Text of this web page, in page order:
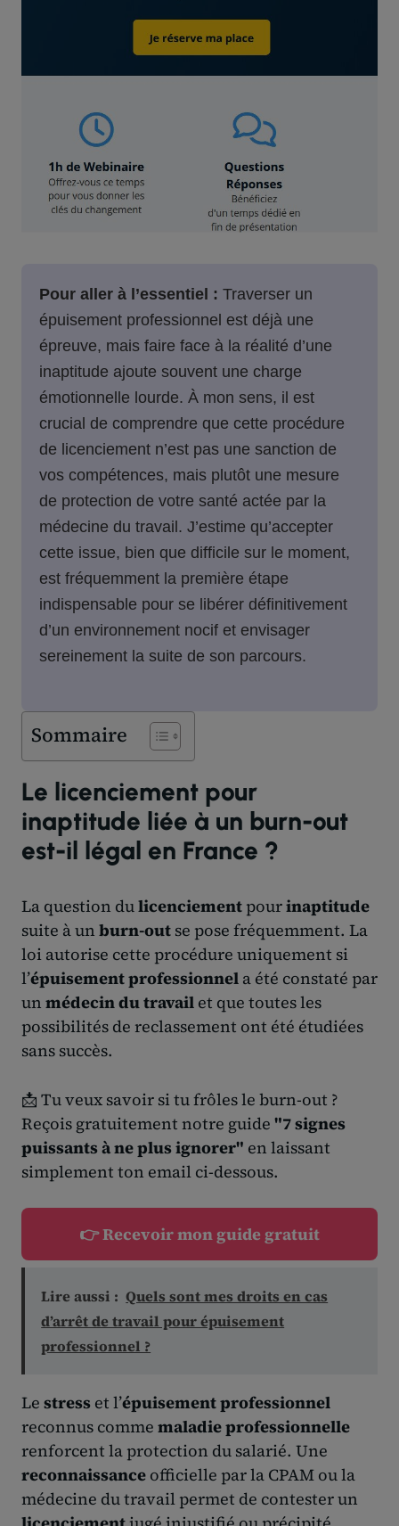
Pour aller à l’essentiel : Traverser un
épuisement professionnel est déjà une
épreuve, mais faire face à la réalité d’une
inaptitude ajoute souvent une charge
émotionnelle lourde. À mon sens, il est
crucial de comprendre que cette procédure
de licenciement n’est pas une sanction de
vos compétences, mais plutôt une mesure
de protection de votre santé actée par la
médecine du travail. J’estime qu’accepter
cette issue, bien que difficile sur le moment,
est fréquemment la première étape
indispensable pour se libérer définitivement
d’un environnement nocif et envisager
sereinement la suite de son parcours.
Sommaire
Le licenciement pour
inaptitude liée à un burn-out
est-il légal en France ?
La question dulicenciement pourinaptitude
suite à un burn-out se pose fréquemment. La
loi autorise cette procédure uniquement si
l’épuisement professionnel a été constaté par
un médecin du travail et que toutes les
possibilités de reclassement ont été étudiées
sans succès.
📩 Tu veux savoir si tu frôles le burn-out ?
Reçois gratuitement notre guide "7 signes
puissants à ne plus ignorer" en laissant
simplement ton email ci-dessous.
👉 Recevoir mon guide gratuit
Lire aussi : Quels sont mes droits en cas
d’arrêt de travail pour épuisement
professionnel ?
Le stress et l’épuisement professionnel
reconnus comme maladie professionnelle
renforcent la protection du salarié. Une
reconnaissance officielle par la CPAM ou la
médecine du travail permet de contester un